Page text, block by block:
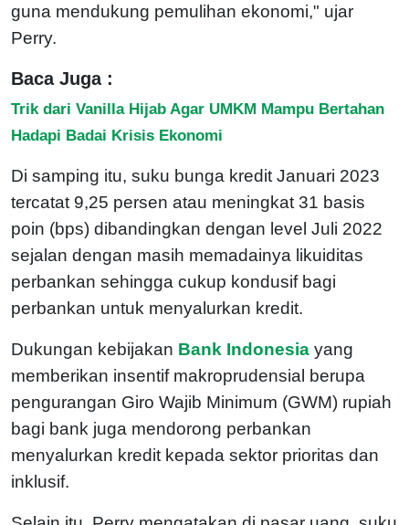
guna mendukung pemulihan ekonomi," ujar
Perry.
Baca Juga :
Trik dari Vanilla Hijab Agar UMKM Mampu Bertahan
Hadapi Badai Krisis Ekonomi
Di samping itu, suku bunga kredit Januari 2023
tercatat 9,25 persen atau meningkat 31 basis
poin (bps) dibandingkan dengan level Juli 2022
sejalan dengan masih memadainya likuiditas
perbankan sehingga cukup kondusif bagi
perbankan untuk menyalurkan kredit.
Dukungan kebijakan Bank Indonesia yang
memberikan insentif makroprudensial berupa
pengurangan Giro Wajib Minimum (GWM) rupiah
bagi bank juga mendorong perbankan
menyalurkan kredit kepada sektor prioritas dan
inklusif.